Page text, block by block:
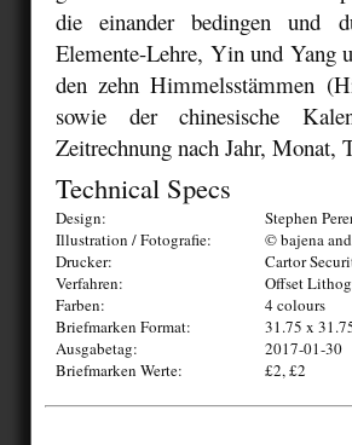
die einander bedingen und
Elemente-Lehre, Yin und Yang
den zehn Himmelsstämmen
sowie der chinesische
Zeitrechnung nach Jahr, Monat,
Technical Specs
Design:
Stephen
Illustration / Fotografie:
© bajena
Drucker:
Cartor
Verfahren:
Offset
Farben:
4 colours
Briefmarken Format:
31.75 x
Ausgabetag:
2017-01-30
Briefmarken Werte:
£2, £2